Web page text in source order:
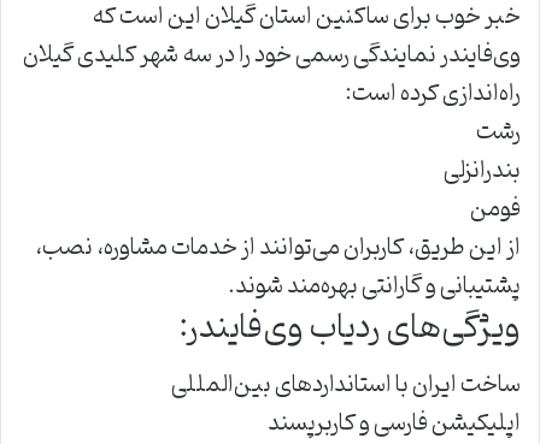
خبر خوب برای ساکنین استان گیلان این است که
وی‌فایندر نمایندگی رسمی خود را در سه شهر کلیدی گیلان
راه‌اندازی کرده است:
رشت
بندرانزلی
فومن
از این طریق، کاربران می‌توانند از خدمات مشاوره، نصب،
پشتیبانی و گارانتی بهره‌مند شوند.
ویژگی‌های ردیاب وی‌فایندر:
ساخت ایران با استانداردهای بین‌المللی
اپلیکیشن فارسی و کاربرپسند